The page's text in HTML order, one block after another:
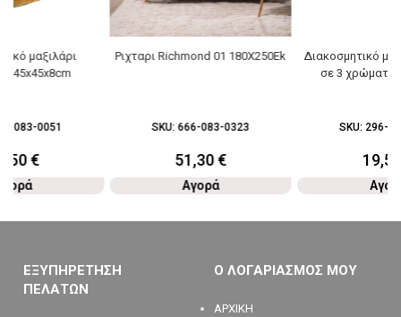
μαξιλάρι
45x45x8cm
083-0051
€
Ριχταρι Richmond 01 180X250Ek
SKU:666-083-0323
51,30€
Αγορά
Διακοσμητικό
σε 3 χρώματα
SKU: 296-
ΕΞΥΠΗΡΕΤΗΣΗ
ΠΕΛΑΤΩΝ
Ο ΛΟΓΑΡΙΑΣΜΟΣ ΜΟΥ
ΑΡΧΙΚΗ